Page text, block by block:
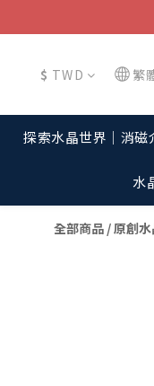
$ TWD 繁
探索水晶世界│消磁
水
全部商品 /原創